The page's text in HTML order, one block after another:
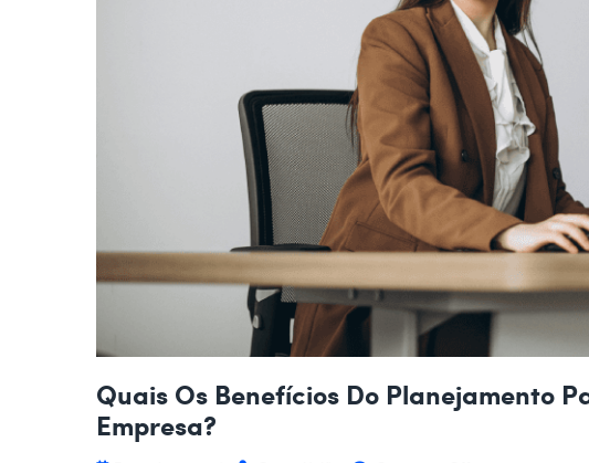
Quais Os Benefícios Do Planejamento
Empresa?